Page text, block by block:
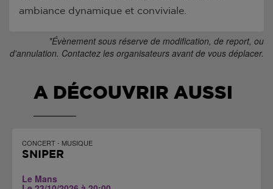
ambiance dynamique et conviviale.
*Évènement sous réserve de modification, de report, ou
d'annulation. Contactez les organisateurs avant de vous déplacer.
A DÉCOUVRIR AUSSI
CONCERT - MUSIQUE
SNIPER
Le Mans